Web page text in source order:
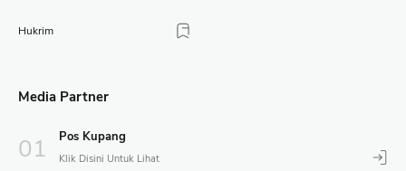
Hukrim
Media Partner
Pos Kupang